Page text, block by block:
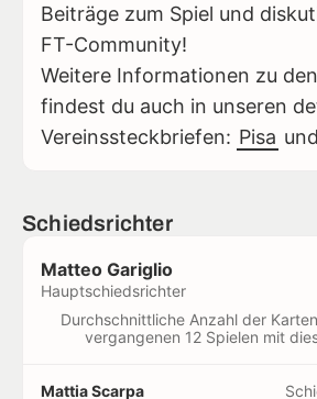
Beiträge zum Spiel und
FT-Community!
Weitere Informationen zu
findest du auch in unseren
Vereinssteckbriefen: Pisa und
Schiedsrichter
Matteo Gariglio
Hauptschiedsrichter
Durchschnittliche Anzahl der
vergangenen 12 Spielen mit
Mattia Scarpa